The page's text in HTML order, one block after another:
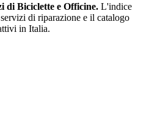
di Biciclette e Officine. L'indice
di riparazione e il catalogo
in Italia.